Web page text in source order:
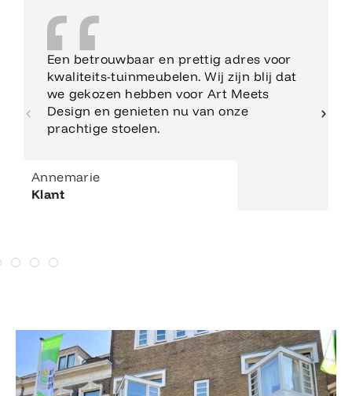
Een betrouwbaar en prettig adres voor
kwaliteits-tuinmeubelen. Wij zijn blij dat
we gekozen hebben voor Art Meets
Design en genieten nu van onze
prachtige stoelen.
Annemarie
Klant